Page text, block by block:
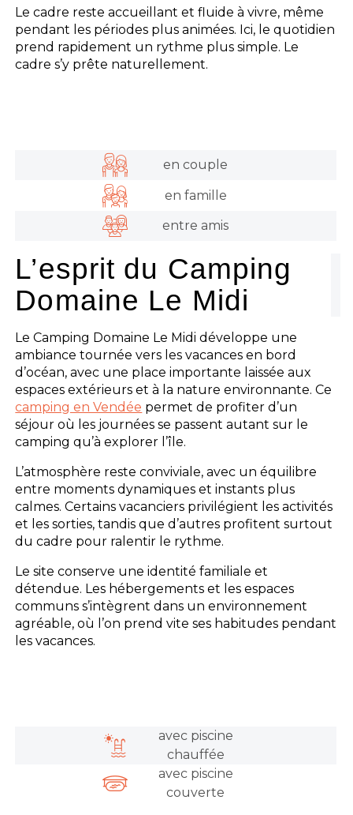
Le cadre reste accueillant et fluide à vivre, même
pendant les périodes plus animées. Ici, le quotidien
prend rapidement un rythme plus simple. Le
cadre s’y prête naturellement.
en couple
en famille
entre amis
L’esprit du Camping
Domaine Le Midi
Le Camping Domaine Le Midi développe une
ambiance tournée vers les vacances en bord
d’océan, avec une place importante laissée aux
espaces extérieurs et à la nature environnante. Ce
camping en Vendée permet de profiter d’un
séjour où les journées se passent autant sur le
camping qu’à explorer l’île.
L’atmosphère reste conviviale, avec un équilibre
entre moments dynamiques et instants plus
calmes. Certains vacanciers privilégient les activités
et les sorties, tandis que d’autres profitent surtout
du cadre pour ralentir le rythme.
Le site conserve une identité familiale et
détendue. Les hébergements et les espaces
communs s’intègrent dans un environnement
agréable, où l’on prend vite ses habitudes pendant
les vacances.
avec piscine
chauffée
avec piscine
couverte